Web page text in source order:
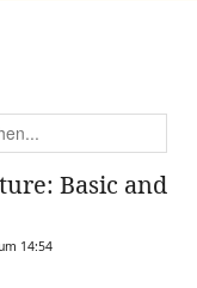
Basic and
14:54